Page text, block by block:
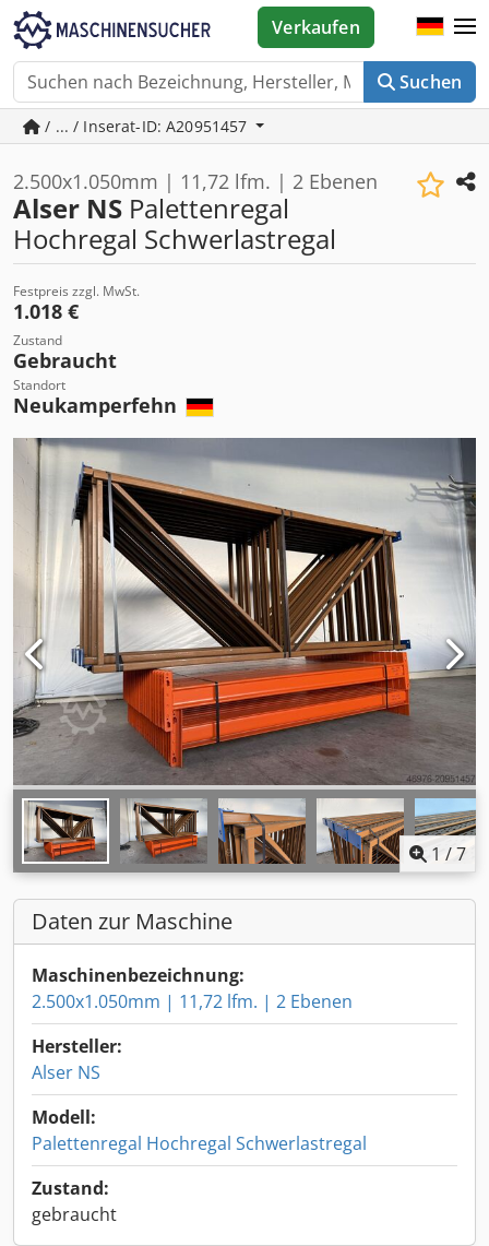
Suchen
Verkaufen
/ ... / Inserat-ID: A20951457
2.500x1.050mm | 11,72 lfm. | 2 Ebenen
Alser NS Palettenregal
Hochregal Schwerlastregal
Festpreis zzgl. MwSt.
1.018 €
Zustand
Gebraucht
Standort
Neukamperfehn
1 /7
Daten zur Maschine
Maschinenbezeichnung:
2.500x1.050mm | 11,72 lfm. | 2 Ebenen
Hersteller:
Alser NS
Modell:
Palettenregal Hochregal Schwerlastregal
Zustand:
gebraucht